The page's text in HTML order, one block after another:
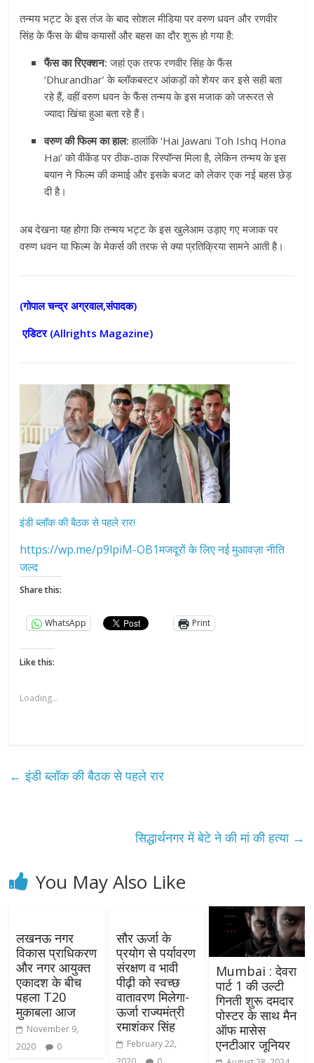
तन्मय भट्ट के इस तंज के बाद सोशल मीडिया पर वरुण धवन और रणवीर
सिंह के फैंस के बीच कयासों और बहस का दौर शुरू हो गया है:
फैंस का रिएक्शन: जहां एक तरफ रणवीर सिंह के फैंस
‘Dhurandhar’ के ब्लॉकबस्टर आंकड़ों को शेयर कर इसे सही बता
रहे हैं, वहीं वरुण धवन के फैंस तन्मय के इस मजाक को जरूरत से
ज्यादा खिंचा हुआ बता रहे हैं।
वरुण की फिल्म का हाल: हालांकि ‘Hai Jawani Toh Ishq Hona
Hai’ को वीकेंड पर ठीक-ठाक रिस्पॉन्स मिला है, लेकिन तन्मय के इस
बयान ने फिल्म की कमाई और इसके बजट को लेकर एक नई बहस छेड़
दी है।
अब देखना यह होगा कि तन्मय भट्ट के इस खुलेआम उड़ाए गए मजाक पर
वरुण धवन या फिल्म के मेकर्स की तरफ से क्या प्रतिक्रिया सामने आती है।
(गोपाल चन्द्र अग्रवाल,संपादक)
एडिटर (Allrights Magazine)
इंडी ब्लॉक की बैठक से पहले रार!
https://wp.me/p9lpiM-OB1मजदूरों के लिए नई मुआवज़ा नीति
जल्द
Share this:
WhatsApp Print
Like this:
Loading...
← इंडी ब्लॉक की बैठक से पहले रार
सिद्धार्थनगर में बेटे ने की मां की हत्या →
You May Also Like
लखनऊ नगर
विकास प्राधिकरण
और नगर आयुक्त
एकादश के बीच
पहला T20
मुकाबला आज
November 9,
2020
0
सौर ऊर्जा के
प्रयोग से पर्यावरण
संरक्षण व भावी
पीढ़ी को स्वच्छ
वातावरण मिलेगा-
ऊर्जा राज्यमंत्री
रमाशंकर सिंह
February 22,
Mumbai : देवरा
पार्ट 1 की उल्टी
गिनती शुरू दमदार
पोस्टर के साथ मैन
ऑफ मासेस
एनटीआर जूनियर